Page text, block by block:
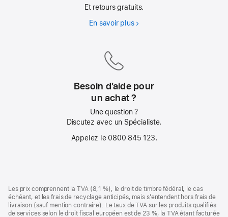
Et retours gratuits.
En savoir plusLivraison
Besoin d’aide pour
un achat ?
Une question ?
Discutez avec un Spécialiste.
Appelez le 0800 845 123.
de
page
de
bas
de
Les prix comprennent la TVA (8,1 %), le droit de timbre fédéral, le cas
échéant, et les frais de recyclage anticipés, mais s’entendent hors frais de
livraison (sauf mention contraire). Le taux de TVA sur les produits qualifiés
de services selon le droit fiscal européen est de 23 %, la TVA étant facturée